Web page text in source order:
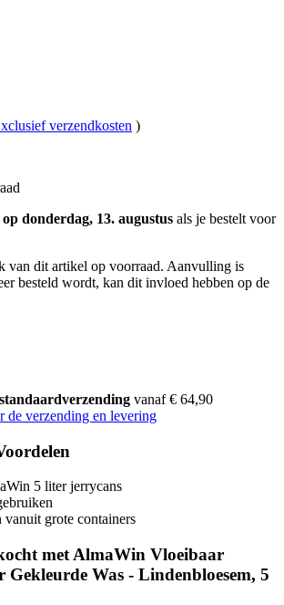
verzendkosten )
donderdag, 13. augustus als je bestelt voor
van dit artikel op voorraad. Aanvulling is
besteld wordt, kan dit invloed hebben op de
vanaf € 64,90
de verzending en levering
5 liter jerrycans
grote containers
met AlmaWin Vloeibaar
Gekleurde Was - Lindenbloesem, 5